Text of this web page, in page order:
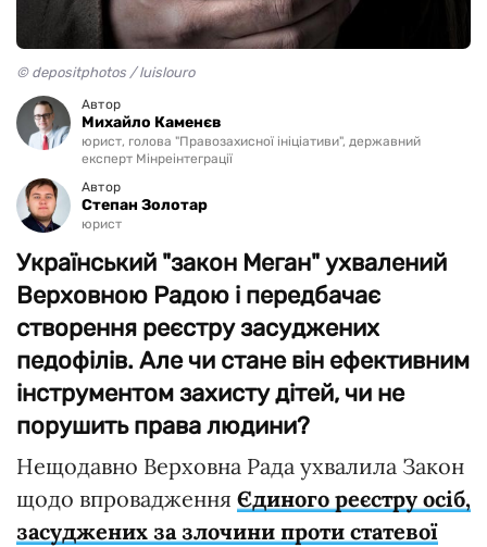
© depositphotos / luislouro
Автор
Михайло Каменєв
юрист, голова "Правозахисної ініціативи", державний
експерт Мінреінтеграції
Автор
Степан Золотар
юрист
Український "закон Меган" ухвалений
Верховною Радою і передбачає
створення реєстру засуджених
педофілів. Але чи стане він ефективним
інструментом захисту дітей, чи не
порушить права людини?
Нещодавно Верховна Рада ухвалила Закон
щодо впровадження Єдиного реєстру осіб,
засуджених за злочини проти статевої